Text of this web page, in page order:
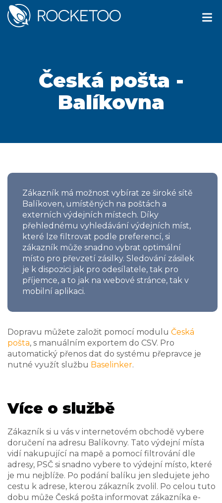
Česká pošta -
Balíkovna
Zákazník má možnost vybírat ze široké sítě
Balíkoven, umístěných na poštách a
externích výdejních místech. Díky
přehlednému vyhledávání výdejních míst,
které lze filtrovat podle preferencí, si
zákazník může snadno vybrat optimální
místo pro převzetí zásilky. Sledování zásilek
je k dispozici jak pro odesílatele, tak pro
příjemce, a to jak na webové stránce, tak v
mobilní aplikaci.
Dopravu můžete založit pomocí modulu Česká
pošta, s manuálním exportem do CSV. Pro
automatický přenos dat do systému přepravce je
nutné využít službu Baselinker.
Více o službě
Zákazník si u vás v internetovém obchodě vybere
doručení na adresu Balíkovny. Tato výdejní místa
vidí nakupující na mapě a pomocí filtrování dle
adresy, PSČ si snadno vybere to výdejní místo, které
je mu nejblíže. Po podání balíku jen sledujete jeho
cestu k adrese, kterou zákazník zvolil. Po celou tuto
dobu může Česká pošta informovat zákazníka e-